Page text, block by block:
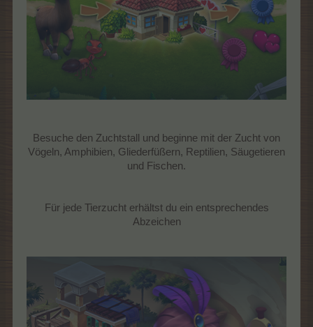
Besuche den Zuchtstall und beginne mit der Zucht von
Vögeln, Amphibien, Gliederfüßern, Reptilien, Säugetieren
und Fischen.
Für jede Tierzucht erhältst du ein entsprechendes
Abzeichen